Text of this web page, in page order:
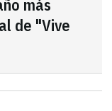
más
de "Vive